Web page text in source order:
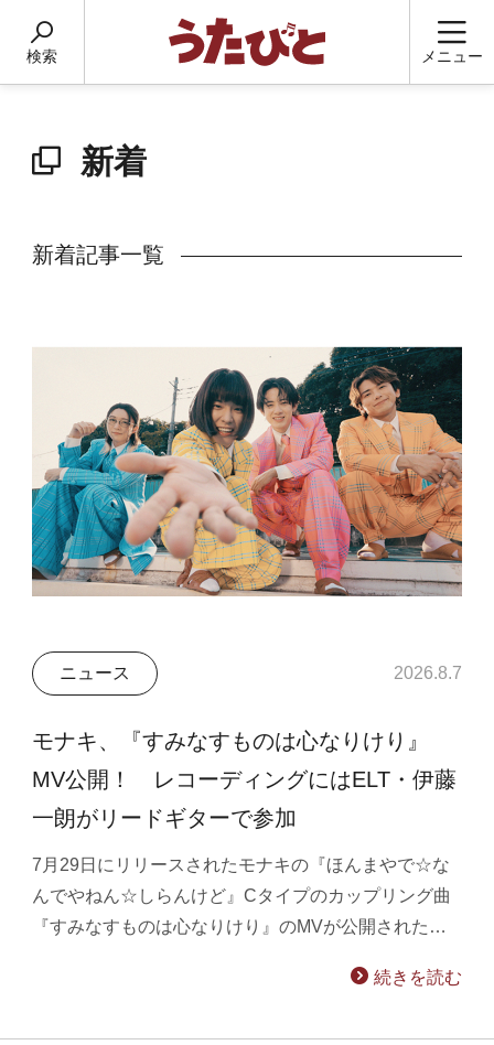
検索 メニュー
新着
新着記事一覧
ニュース 2026.8.7
モナキ、『すみなすものは心なりけり』
MV公開！ レコーディングにはELT・伊藤
一朗がリードギターで参加
7月29日にリリースされたモナキの『ほんまやで☆な
んでやねん☆しらんけど』Cタイプのカップリング曲
『すみなすものは心なりけり』のMVが公開された…
続きを読む